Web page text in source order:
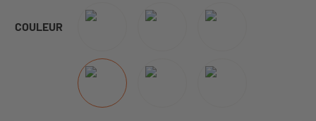
COULEUR